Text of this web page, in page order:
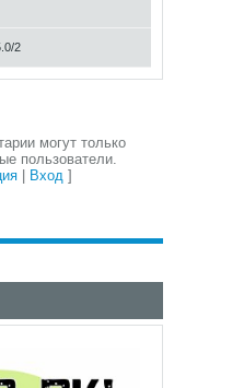
/2
могут только
пользователи.
| Вход]